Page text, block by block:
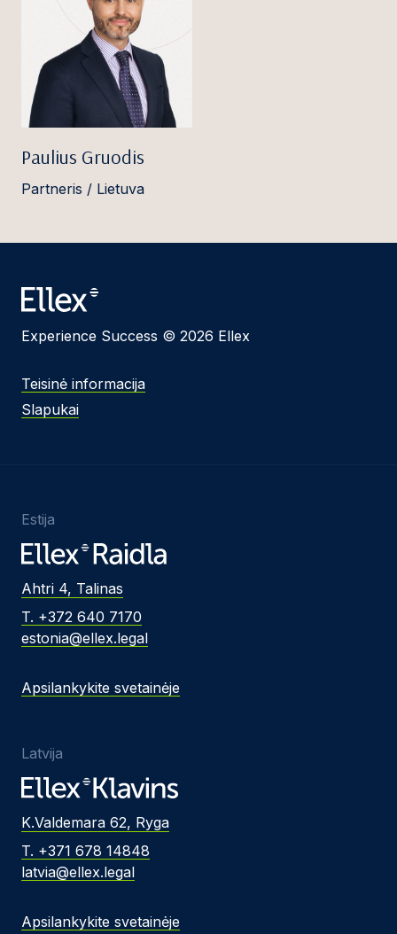
Paulius Gruodis
Partneris / Lietuva
Experience Success © 2026 Ellex
Teisinė informacija
Slapukai
Estija
Ahtri 4, Talinas
T. +372 640 7170
estonia@ellex.legal
Apsilankykite svetainėje
Latvija
K.Valdemara 62, Ryga
T. +371 678 14848
latvia@ellex.legal
Apsilankykite svetainėje